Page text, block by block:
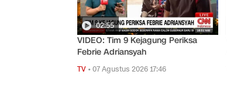
02:55
VIDEO: Tim 9 Kejagung Periksa
Febrie Adriansyah
TV •07 Agustus 2026 17:46